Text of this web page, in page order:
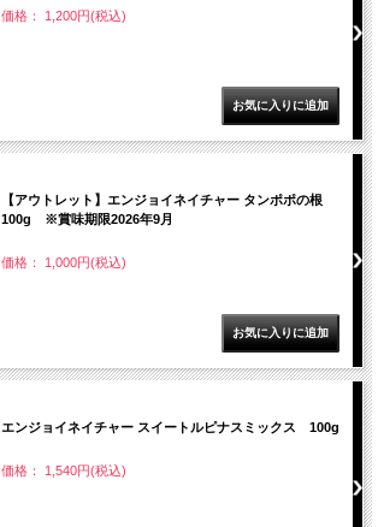
価格： 1,200円(税込)
【アウトレット】エンジョイネイチャー タンポポの根
100g ※賞味期限2026年9月
価格： 1,000円(税込)
エンジョイネイチャー スイートルピナスミックス 100g
価格： 1,540円(税込)